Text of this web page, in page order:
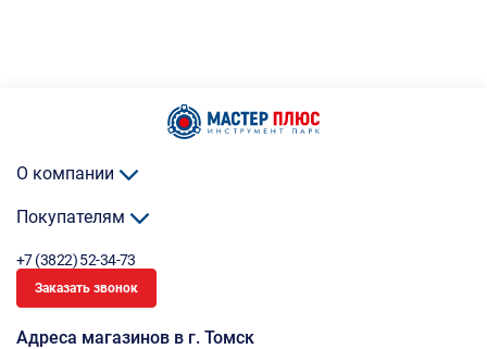
О компании
Покупателям
+7 (3822) 52-34-73
Заказать звонок
Адреса магазинов в г. Томск